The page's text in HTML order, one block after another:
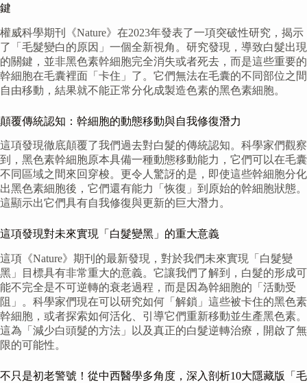
鍵
權威科學期刊《Nature》在2023年發表了一項突破性研究，揭示
了「毛髮變白的原因」一個全新視角。研究發現，導致白髮出現
的關鍵，並非黑色素幹細胞完全消失或者死去，而是這些重要的
幹細胞在毛囊裡面「卡住」了。它們無法在毛囊的不同部位之間
自由移動，結果就不能正常分化成製造色素的黑色素細胞。
顛覆傳統認知：幹細胞的動態移動與自我修復潛力
這項發現徹底顛覆了我們過去對白髮的傳統認知。科學家們觀察
到，黑色素幹細胞原本具備一種動態移動能力，它們可以在毛囊
不同區域之間來回穿梭。更令人驚訝的是，即使這些幹細胞分化
出黑色素細胞後，它們還有能力「恢復」到原始的幹細胞狀態。
這顯示出它們具有自我修復與更新的巨大潛力。
這項發現對未來實現「白髮變黑」的重大意義
這項《Nature》期刊的最新發現，對於我們未來實現「白髮變
黑」目標具有非常重大的意義。它讓我們了解到，白髮的形成可
能不完全是不可逆轉的衰老過程，而是因為幹細胞的「活動受
阻」。科學家們現在可以研究如何「解鎖」這些被卡住的黑色素
幹細胞，或者探索如何活化、引導它們重新移動並生產黑色素。
這為「減少白頭髮的方法」以及真正的白髮逆轉治療，開啟了無
限的可能性。
不只是初老警號！從中西醫學多角度，深入剖析10大隱藏版「毛